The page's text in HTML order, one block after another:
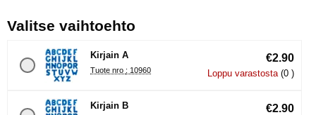
Valitse vaihtoehto
Kirjain A
Tuote nro : 10960
€2.90
Loppu varastosta (0 )
Kirjain B €2.90